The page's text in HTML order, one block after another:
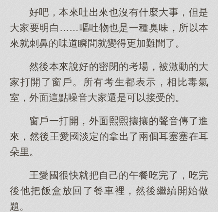
好吧，本來吐出來也沒有什麼大事，但是
大家要明白……嘔吐物也是一種臭味，所以本
來就刺鼻的味道瞬間就變得更加難聞了。
然後本來說好的密閉的考場，被激動的大
家打開了窗戶。所有考生都表示，相比毒氣
室，外面這點噪音大家還是可以接受的。
窗戶一打開，外面熙熙攘攘的聲音傳了進
來，然後王愛國淡定的拿出了兩個耳塞塞在耳
朵里。
王愛國很快就把自己的午餐吃完了，吃完
後他把飯盒放回了餐車裡，然後繼續開始做
題。